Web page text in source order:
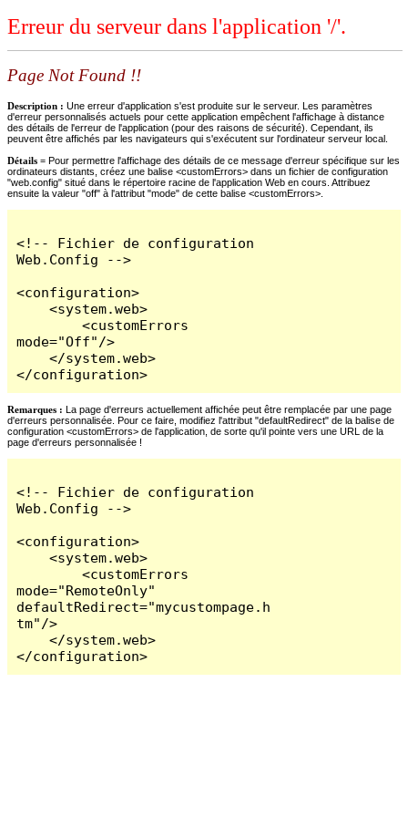
Erreur du serveur dans l'application '/'.
Page Not Found !!
Description : Une erreur d'application s'est produite sur le serveur. Les paramètres
d'erreur personnalisés actuels pour cette application empêchent l'affichage à distance
des détails de l'erreur de l'application (pour des raisons de sécurité). Cependant, ils
peuvent être affichés par les navigateurs qui s'exécutent sur l'ordinateur serveur local.
Détails = Pour permettre l'affichage des détails de ce message d'erreur spécifique sur les
ordinateurs distants, créez une balise <customErrors> dans un fichier de configuration
"web.config" situé dans le répertoire racine de l'application Web en cours. Attribuez
ensuite la valeur "off" à l'attribut "mode" de cette balise <customErrors>.
<!-- Fichier de configuration
Web.Config -->
<configuration>
    <system.web>
        <customErrors
mode="Off"/>
    </system.web>
</configuration>
Remarques : La page d'erreurs actuellement affichée peut être remplacée par une page
d'erreurs personnalisée. Pour ce faire, modifiez l'attribut "defaultRedirect" de la balise de
configuration <customErrors> de l'application, de sorte qu'il pointe vers une URL de la
page d'erreurs personnalisée !
<!-- Fichier de configuration
Web.Config -->
<configuration>
    <system.web>
        <customErrors
mode="RemoteOnly"
defaultRedirect="mycustompage.h
tm"/>
    </system.web>
</configuration>